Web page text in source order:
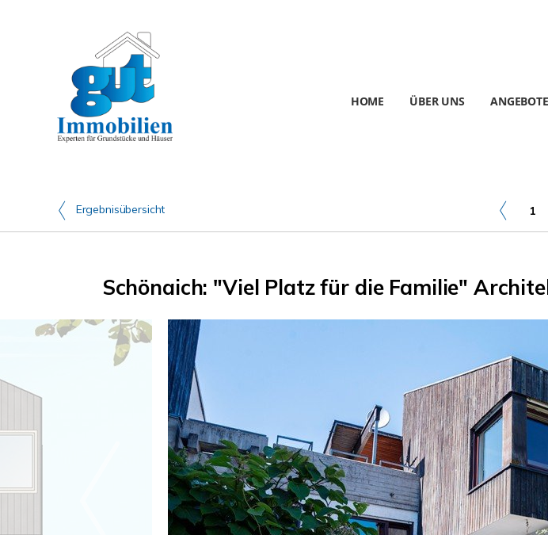
HOME ÜBER UNS ANGEBOTE
Ergebnisübersicht 1
Schönaich: "Viel Platz für die Familie"